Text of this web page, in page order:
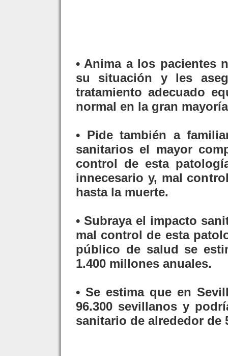
• Anima a los pacientes
su situación y les
tratamiento adecuado
normal en la gran
• Pide también a
sanitarios el mayor
control de esta
innecesario y, mal
hasta la muerte.
• Subraya el impacto
mal control de esta
público de salud se
1.400 millones anuales.
• Se estima que en
96.300 sevillanos y
sanitario de alrededor de